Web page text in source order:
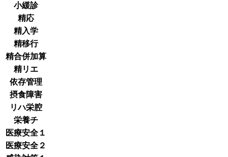
小緩診
精応
精入学
精移行
精合併加算
精リエ
依存管理
摂食障害
リハ栄腔
栄養チ
医療安全１
医療安全２